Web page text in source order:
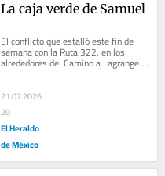
La caja verde de Samuel
El conflicto que estalló este fin de
semana con la Ruta 322, en los
alrededores del Camino a Lagrange y
Anillo Eléctrico, en la colonia
21.07.2026
20
El Heraldo
de México